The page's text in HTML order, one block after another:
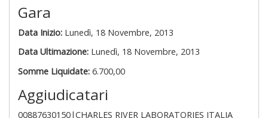
Gara
Data Inizio: Lunedì, 18 Novembre, 2013
Data Ultimazione: Lunedì, 18 Novembre, 2013
Somme Liquidate:6.700,00
Aggiudicatari
00887630150|CHARLES RIVER LABORATORIES ITALIA